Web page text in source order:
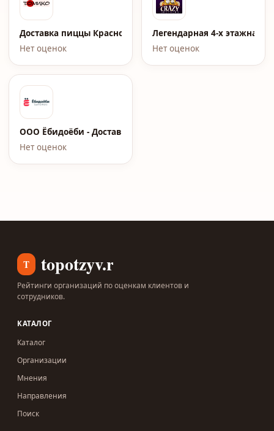
Доставка пиццы Краснодар: Томико
Нет оценок
Легендарная 4-х этажная
Нет оценок
ООО Ёбидоёби - Доставка роллов и суши
Нет оценок
T topotzyv.ru
Рейтинги организаций по оценкам клиентов и
сотрудников.
КАТАЛОГ
Каталог
Организации
Мнения
Направления
Поиск